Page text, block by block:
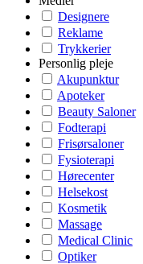
Designere
Reklame
Trykkerier
Personlig pleje
Akupunktur
Apoteker
Beauty Saloner
Fodterapi
Frisørsaloner
Fysioterapi
Hørecenter
Helsekost
Kosmetik
Massage
Medical Clinic
Optiker